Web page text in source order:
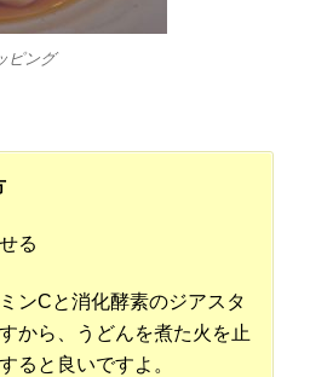
ピング
る
ンCと消化酵素のジアスタ
から、うどんを煮た火を止
ると良いですよ。